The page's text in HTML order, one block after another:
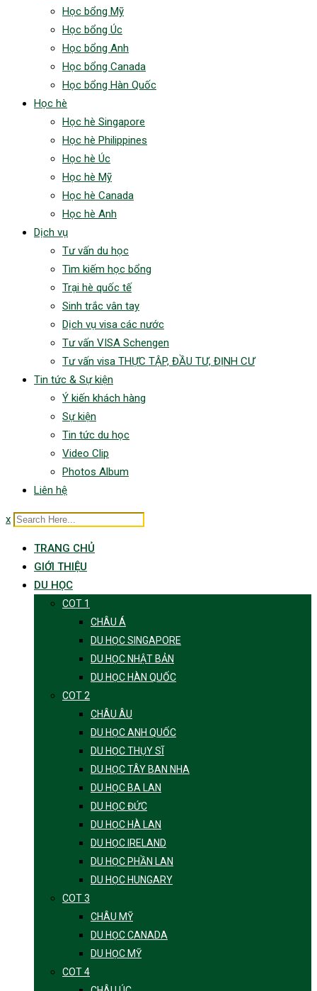
Học bổng Mỹ
Học bổng Úc
Học bổng Anh
Học bổng Canada
Học bổng Hàn Quốc
Học hè
Học hè Singapore
Học hè Philippines
Học hè Úc
Học hè Mỹ
Học hè Canada
Học hè Anh
Dịch vụ
Tư vấn du học
Tìm kiếm học bổng
Trại hè quốc tế
Sinh trắc vân tay
Dịch vụ visa các nước
Tư vấn VISA Schengen
Tư vấn visa THỰC TẬP, ĐẦU TƯ, ĐỊNH CƯ
Tin tức & Sự kiện
Ý kiến khách hàng
Sự kiện
Tin tức du học
Video Clip
Photos Album
Liên hệ
x
TRANG CHỦ
GIỚI THIỆU
DU HỌC
COT 1
CHÂU Á
DU HỌC SINGAPORE
DU HỌC NHẬT BẢN
DU HỌC HÀN QUỐC
COT 2
CHÂU ÂU
DU HỌC ANH QUỐC
DU HỌC THỤY SĨ
DU HỌC TÂY BAN NHA
DU HỌC BA LAN
DU HỌC ĐỨC
DU HỌC HÀ LAN
DU HỌC IRELAND
DU HỌC PHẦN LAN
DU HỌC HUNGARY
COT 3
CHÂU MỸ
DU HỌC CANADA
DU HỌC MỸ
COT 4